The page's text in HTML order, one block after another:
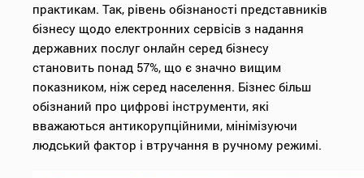
практикам. Так, рівень обізнаності представників
бізнесу щодо електронних сервісів з надання
державних послуг онлайн серед бізнесу
становить понад 57%, що є значно вищим
показником, ніж серед населення. Бізнес більш
обізнаний про цифрові інструменти, які
вважаються антикорупційними, мінімізуючи
людський фактор і втручання в ручному режимі.